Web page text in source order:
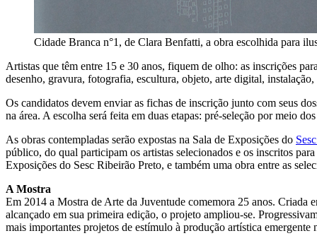
Cidade Branca n°1, de Clara Benfatti, a obra escolhida para
Artistas que têm entre 15 e 30 anos, fiquem de olho: as inscrições
desenho, gravura, fotografia, escultura, objeto, arte digital,
Os candidatos devem enviar as fichas de inscrição junto com seus
na área. A escolha será feita em duas etapas: pré-seleção por meio
As obras contempladas serão expostas na Sala de Exposições do
público, do qual participam os artistas selecionados e os inscritos
Exposições do Sesc Ribeirão Preto, e também uma obra entre as
A Mostra
Em 2014 a Mostra de Arte da Juventude comemora 25 anos.
alcançado em sua primeira edição, o projeto ampliou-se.
mais importantes projetos de estímulo à produção artística emergente